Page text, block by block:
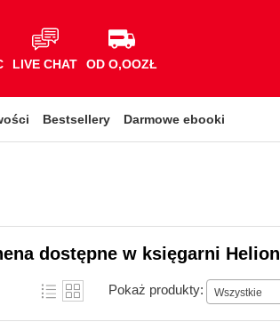
LIVE CHAT OD O,OOZŁ
Bestsellery Darmowe ebooki
dostępne w księgarni Helion
Pokaż produkty: Wszystkie